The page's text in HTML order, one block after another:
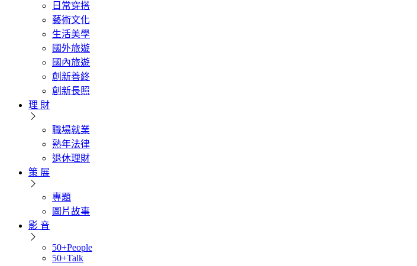
日常穿搭
藝術文化
生活美學
國外旅遊
國內旅遊
創新善終
創新長照
理 財
職場就業
熟年法律
退休理財
策 展
專題
圖片故事
影 音
50+People
50+Talk